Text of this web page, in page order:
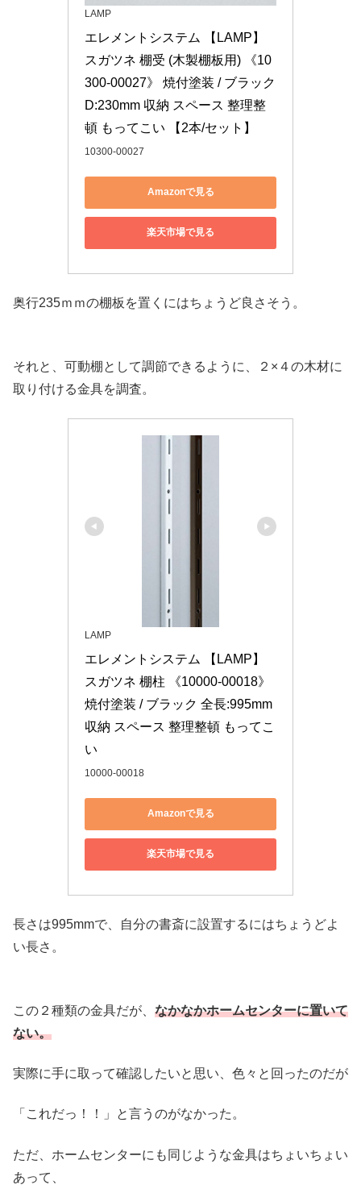
LAMP
エレメントシステム 【LAMP】
スガツネ 棚受 (木製棚板用) 《10
300-00027》 焼付塗装 / ブラック
D:230mm 収納 スペース 整理整
頓 もってこい 【2本/セット】
10300-00027
Amazonで見る
楽天市場で見る
奥行235ｍｍの棚板を置くにはちょうど良さそう。
それと、可動棚として調節できるように、２×４の木材に
取り付ける金具を調査。
LAMP
エレメントシステム 【LAMP】
スガツネ 棚柱 《10000-00018》
焼付塗装 / ブラック 全長:995mm
収納 スペース 整理整頓 もってこ
い
10000-00018
Amazonで見る
楽天市場で見る
長さは995mmで、自分の書斎に設置するにはちょうどよ
い長さ。
この２種類の金具だが、 なかなかホームセンターに置いて
ない。
実際に手に取って確認したいと思い、色々と回ったのだが
「これだっ！！」と言うのがなかった。
ただ、ホームセンターにも同じような金具はちょいちょい
あって、